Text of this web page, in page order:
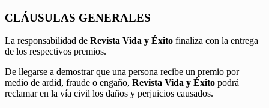
CLÁUSULAS GENERALES
La responsabilidad de Revista Vida y Éxito finaliza con la entrega
de los respectivos premios.
De llegarse a demostrar que una persona recibe un premio por
medio de ardid, fraude o engaño, Revista Vida y Éxito podrá
reclamar en la vía civil los daños y perjuicios causados.